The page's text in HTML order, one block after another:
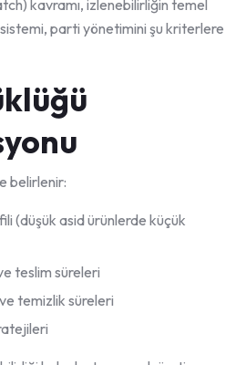
kavramı, izlenebilirliğin temel
parti yönetimini şu kriterlere
belirlenir:
(düşük asid ürünlerde küçük
teslim süreleri
temizlik süreleri